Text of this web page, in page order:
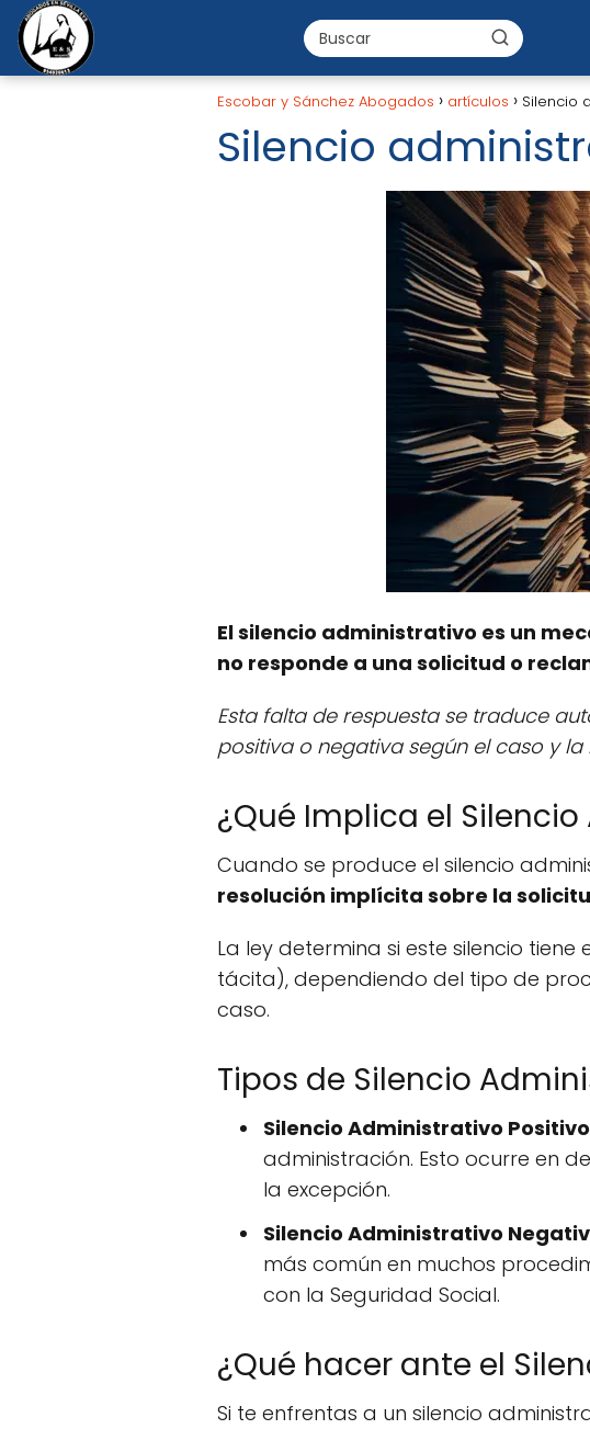
Escobar y Sánchez Abogados artículos Silencio
Silencio
El silencio administrativo es un
no responde a una solicitud o
Esta falta de respuesta se traduce
positiva o negativa según el caso y
¿Qué Implica el
Cuando se produce el silencio
resolución implícita sobre la
La ley determina si este silencio
tácita), dependiendo del tipo de
caso.
Tipos de Silencio
Silencio Administrativo
administración. Esto ocurre en
la excepción.
Silencio Administrativo
más común en muchos
con la Seguridad Social.
¿Qué hacer ante el
Si te enfrentas a un silencio